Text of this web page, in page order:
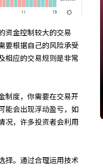
资金控制较大的交易
要根据自己的风险承受
相应的交易规则是非常
制度，你需要在交易开
能会出现浮动盈亏，如
况，许多投资者会利用
择。通过合理运用技术